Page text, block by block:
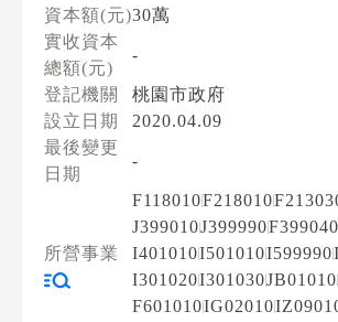
資本額(元)30萬
實收資本
總額(元)
-
登記機關
桃園市政府
設立日期
2020.04.09
最後變更
日期
-
所營事業
F118010F218010
J399010J399990F399040
I401010I501010I599990
I301020I301030JB01010
F601010IG02010